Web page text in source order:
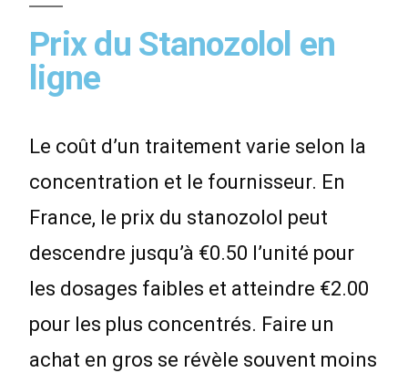
Prix du Stanozolol en
ligne
Le coût d’un traitement varie selon la
concentration et le fournisseur. En
France, le prix du stanozolol peut
descendre jusqu’à €0.50 l’unité pour
les dosages faibles et atteindre €2.00
pour les plus concentrés. Faire un
achat en gros se révèle souvent moins